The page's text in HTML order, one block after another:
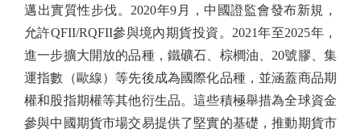
邁出實質性步伐。2020年9月，中國證監會發布新規，
允許QFII/RQFII參與境內期貨投資。2021年至2025年，
進一步擴大開放的品種，鐵礦石、棕櫚油、20號膠、集
運指數（歐線）等先後成為國際化品種，並涵蓋商品期
權和股指期權等其他衍生品。這些積極舉措為全球資金
參與中國期貨市場交易提供了堅實的基礎，推動期貨市